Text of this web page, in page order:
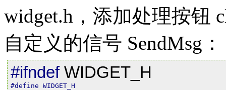
widget.h，添加处理按钮
自定义的信号 SendMsg：
#ifndef WIDGET_H
#define WIDGET_H